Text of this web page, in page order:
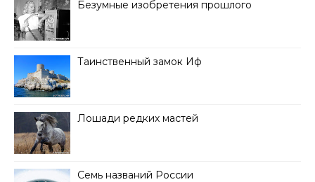
Безумные изобретения прошлого
Таинственный замок Иф
Лошади редких мастей
Семь названий России